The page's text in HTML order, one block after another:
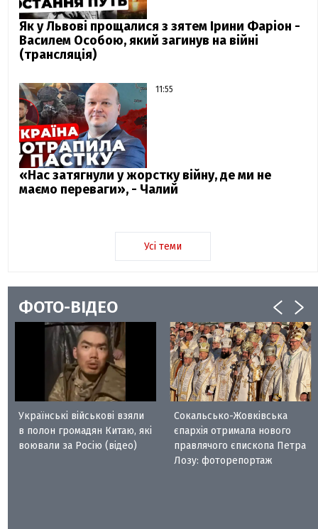
Як у Львові прощалися з зятем Ірини Фаріон -
Василем Особою, який загинув на війні
(трансляція)
11:55
«Нас затягнули у жорстку війну, де ми не
маємо переваги», - Чалий
Усі теми
ФОТО-ВІДЕО
Українські військові взяли
в полон громадян Китаю, які
воювали за Росію (відео)
Сокальсько-Жовківська
єпархія отримала нового
правлячого єпископа Петра
Лозу: фоторепортаж